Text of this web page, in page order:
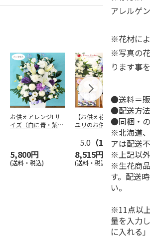
お供えアレンジLサ
イズ（白に青・紫系
5,800円
(送料・税込)
【お供え花と線香】
ユリのお供えアレン
ジ（白・青紫系）＋
線香…
5.0 （1）
8,515円
(送料・税込)
旬
ン
（
(送
アレルゲ
※花材によ
※写真の
ります事
●送料＝販
●配送方
●同梱・
※北海道
アは配送不
※上記以
※生花商
す。配送
い。
※11点以
量を入力
に入れる